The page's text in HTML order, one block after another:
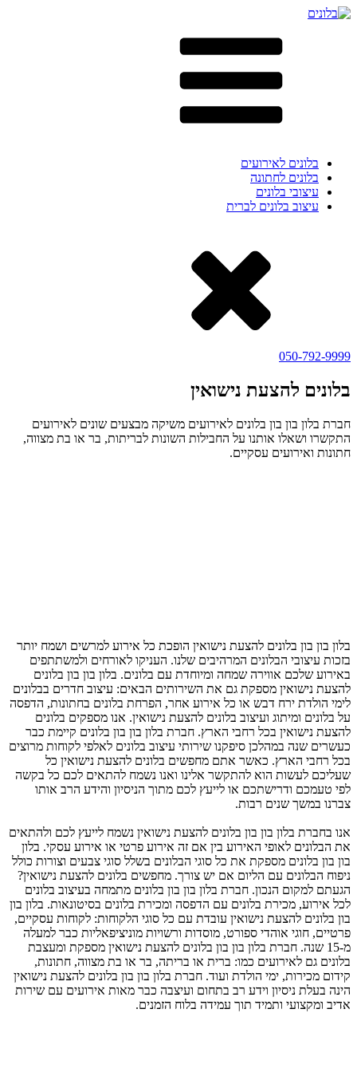
בלונים לאירועים
בלונים לחתונה
עיצובי בלונים
עיצוב בלונים לברית
050-792-9999
בלונים להצעת נישואין
חברת בלון בון בון בלונים לאירועים משיקה מבצעים שונים לאירועים
התקשרו ושאלו אותנו על החבילות השונות לבריתות, בר או בת מצווה,
חתונות ואירועים עסקיים.
בלון בון בון בלונים להצעת נישואין הופכת כל אירוע למרשים ושמח יותר
בזכות עיצובי הבלונים המרהיבים שלנו. העניקו לאורחים ולמשתתפים
באירוע שלכם אווירה שמחה ומיוחדת עם בלונים. בלון בון בון בלונים
להצעת נישואין מספקת גם את השירותים הבאים: עיצוב חדרים בבלונים
לימי הולדת ירח דבש או כל אירוע אחר, הפרחת בלונים בחתונות, הדפסה
על בלונים ומיתוג ועיצוב בלונים להצעת נישואין. אנו מספקים בלונים
להצעת נישואין בכל רחבי הארץ. חברת בלון בון בון בלונים קיימת כבר
כעשרים שנה במהלכן סיפקנו שירותי עיצוב בלונים לאלפי לקוחות מרוצים
בכל רחבי הארץ. כאשר אתם מחפשים בלונים להצעת נישואין כל
שעליכם לעשות הוא להתקשר אלינו ואנו נשמח להתאים לכם כל בקשה
לפי טעמכם ודרישתכם או לייעץ לכם מתוך הניסיון והידע הרב אותו
צברנו במשך שנים רבות.
אנו בחברת בלון בון בון בלונים להצעת נישואין נשמח לייעץ לכם ולהתאים
את הבלונים לאופי האירוע בין אם זה אירוע פרטי או אירוע עסקי. בלון
בון בון בלונים מספקת את כל סוגי הבלונים בשלל סוגי צבעים וצורות כולל
ניפוח הבלונים עם הליום אם יש צורך. מחפשים בלונים להצעת נישואין?
הגעתם למקום הנכון. חברת בלון בון בון בלונים מתמחה בעיצוב בלונים
לכל אירוע, מכירת בלונים עם הדפסה ומכירת בלונים בסיטונאות. בלון בון
בון בלונים להצעת נישואין עובדת עם כל סוגי הלקוחות: לקוחות עסקיים,
פרטיים, חוגי אוהדי ספורט, מוסדות ורשויות מוניציפאליות כבר למעלה
מ-15 שנה. חברת בלון בון בון בלונים להצעת נישואין מספקת ומעצבת
בלונים גם לאירועים כמו: ברית או בריתה, בר או בת מצווה, חתונות,
קידום מכירות, ימי הולדת ועוד. חברת בלון בון בון בלונים להצעת נישואין
הינה בעלת ניסיון וידע רב בתחום ועיצבה כבר מאות אירועים עם שירות
אדיב ומקצועי ותמיד תוך עמידה בלוח הזמנים.